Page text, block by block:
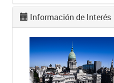
Información de Interés